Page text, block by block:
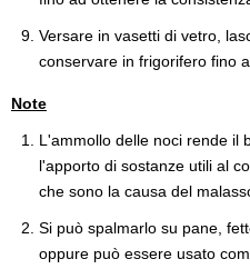
Versare in vasetti di vetro,
conservare in frigorifero fino
Note
L'ammollo delle noci rende il
l'apporto di sostanze utili al
che sono la causa del
Si può spalmarlo su pane,
oppure può essere usato